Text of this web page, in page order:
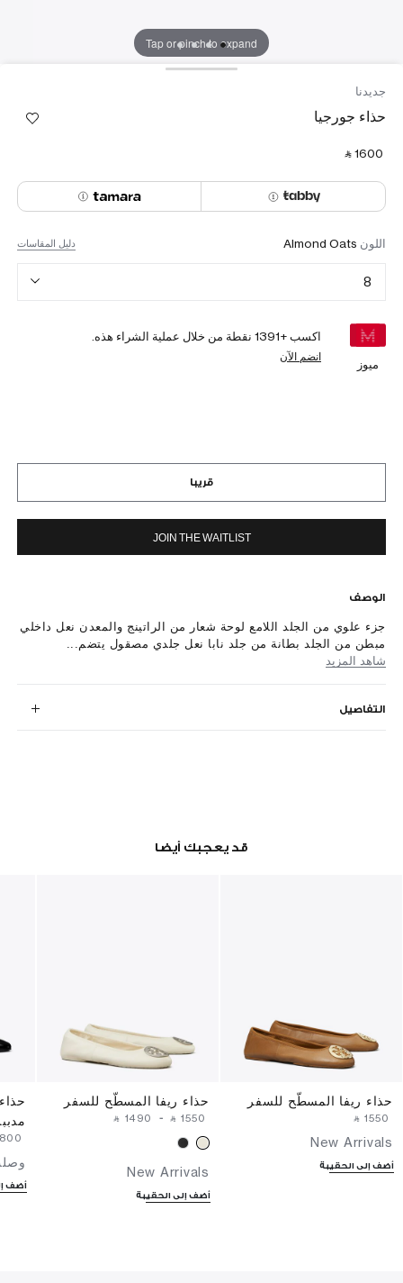
Tap or pinch to expand
جديدنا
حذاء جورجيا
‎ ⃁ ⁦1600⁩ ‎
دليل المقاسات اللون Almond Oats
8
ميوز
اكسب +1391 نقطة من خلال عملية الشراء هذه.
انضم الآن
قريبا
JOIN THE WAITLIST
الوصف
جزء علوي من الجلد اللامع لوحة شعار من الراتينج والمعدن نعل داخلي
مبطن من الجلد بطانة من جلد نابا نعل جلدي مصقول يتضم...
شاهد المزيد
التفاصيل
قد يعجبك أيضا
حذاء ريفا المسطّح للسفر
‎ ⃁ ⁦1550⁩ ‎
New Arrivals
أضف إلى الحقيبة
حذاء ريفا المسطّح للسفر
‎ ⃁ ⁦1490⁩ ‎ - ‎ ⃁ ⁦1550⁩ ‎
New Arrivals
أضف إلى الحقيبة
أضف